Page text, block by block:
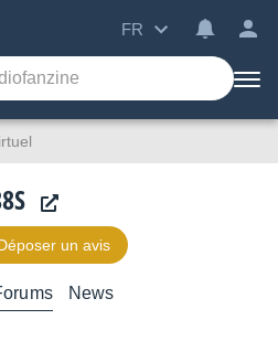
FR
un avis
News